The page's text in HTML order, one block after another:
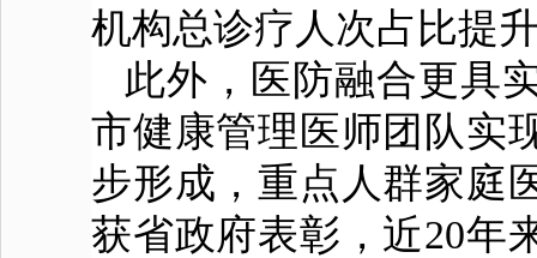
机构总诊疗人次占比提
此外，医防融合更具
市健康管理医师团队实
步形成，重点人群家庭
获省政府表彰，近20年